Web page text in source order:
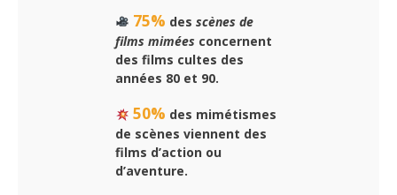
75% des scènes de
films mimées concernent
des films cultes des
années 80 et 90.
50% des mimétismes
de scènes viennent des
films d’action ou
d’aventure.